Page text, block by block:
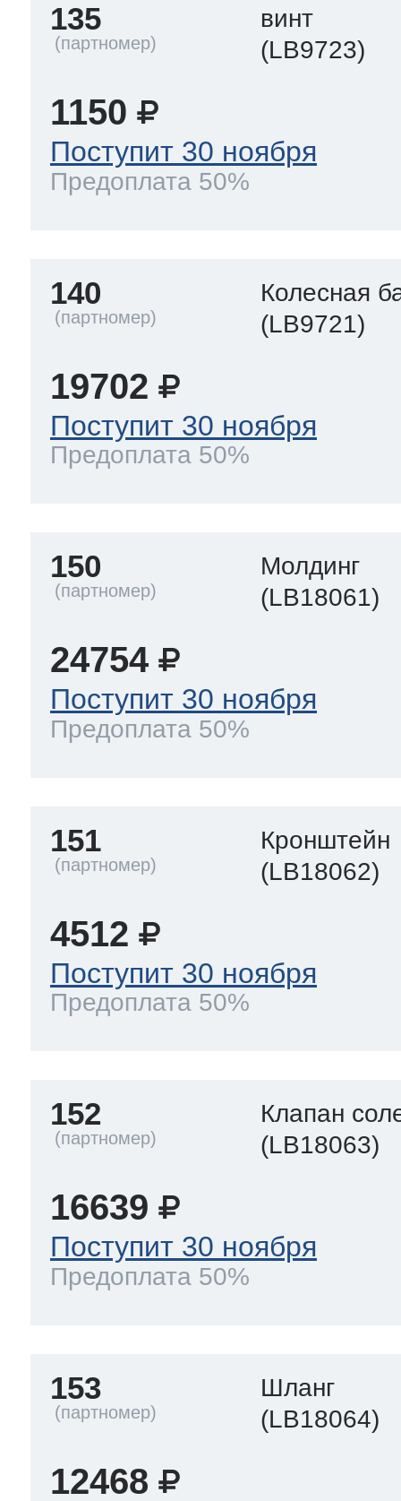
135
винт
(LB9723)
1150
Поступит 30 ноября
Предоплата 50%
140
Колесная
(LB9721)
19702
Поступит 30 ноября
Предоплата 50%
150
Молдинг
(LB18061)
24754
Поступит 30 ноября
Предоплата 50%
151
Кронштейн
(LB18062)
4512
Поступит 30 ноября
Предоплата 50%
152
Клапан
(LB18063)
16639
Поступит 30 ноября
Предоплата 50%
153
Шланг
(LB18064)
12468